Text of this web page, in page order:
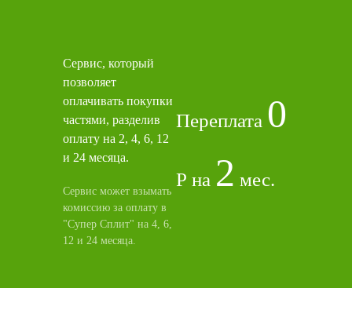
Сервис, который
позволяет
оплачивать покупки
частями, разделив
оплату на 2, 4, 6, 12
и 24 месяца.
Сервис может взымать
комиссию за оплату в
"Супер Сплит" на 4, 6,
12 и 24 месяца.
Переплата 0
Р на 2 мес.